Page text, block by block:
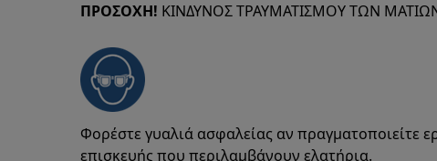
ΠΡΟΣΟΧΗ! ΚΙΝΔΥΝΟΣ ΤΡΑΥΜΑΤΙΣΜΟΥ ΤΩΝ
Φορέστε γυαλιά ασφαλείας αν πραγματοποιείτε
επισκευής που περιλαμβάνουν ελατήρια.